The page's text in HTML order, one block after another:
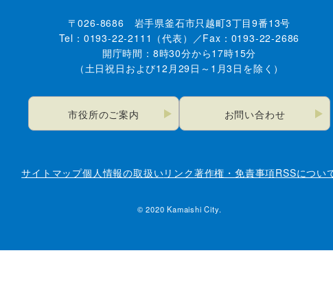
〒026-8686 岩手県釜石市只越町3丁目9番13号
Tel：0193-22-2111（代表）／Fax：0193-22-2686
開庁時間：8時30分から17時15分
（土日祝日および12月29日～1月3日を除く）
市役所のご案内 お問い合わせ
サイトマップ個人情報の取扱いリンク著作権・免責事項RSSについ
© 2020 Kamaishi City.